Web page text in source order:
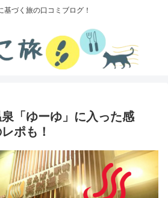
基づく旅の口コミブログ！
「ゆーゆ」に入った感
ポも！